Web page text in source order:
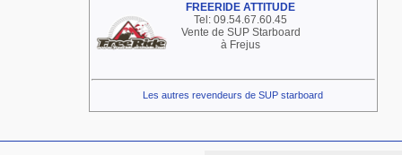
FREERIDE ATTITUDE
Tel: 09.54.67.60.45
Vente de SUP Starboard
à Frejus
Les autres revendeurs de SUP starboard